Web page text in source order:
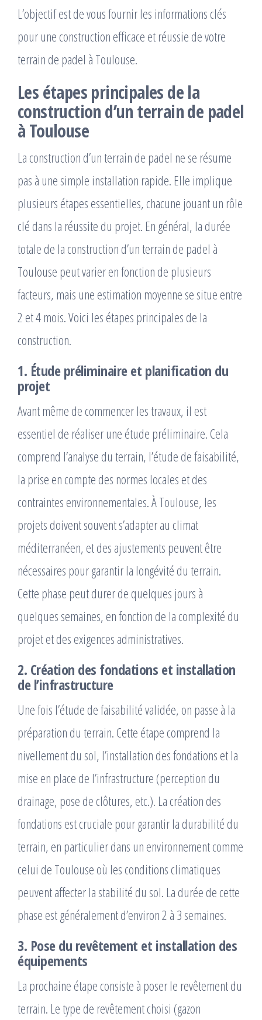
L’objectif est de vous fournir les informations clés
pour une construction efficace et réussie de votre
terrain de padel à Toulouse.
Les étapes principales de la
construction d’un terrain de padel
à Toulouse
La construction d’un terrain de padel ne se résume
pas à une simple installation rapide. Elle implique
plusieurs étapes essentielles, chacune jouant un rôle
clé dans la réussite du projet. En général, la durée
totale de la construction d’un terrain de padel à
Toulouse peut varier en fonction de plusieurs
facteurs, mais une estimation moyenne se situe entre
2 et 4 mois. Voici les étapes principales de la
construction.
1. Étude préliminaire et planification du
projet
Avant même de commencer les travaux, il est
essentiel de réaliser une étude préliminaire. Cela
comprend l’analyse du terrain, l’étude de faisabilité,
la prise en compte des normes locales et des
contraintes environnementales. À Toulouse, les
projets doivent souvent s’adapter au climat
méditerranéen, et des ajustements peuvent être
nécessaires pour garantir la longévité du terrain.
Cette phase peut durer de quelques jours à
quelques semaines, en fonction de la complexité du
projet et des exigences administratives.
2. Création des fondations et installation
de l’infrastructure
Une fois l’étude de faisabilité validée, on passe à la
préparation du terrain. Cette étape comprend la
nivellement du sol, l’installation des fondations et la
mise en place de l’infrastructure (perception du
drainage, pose de clôtures, etc.). La création des
fondations est cruciale pour garantir la durabilité du
terrain, en particulier dans un environnement comme
celui de Toulouse où les conditions climatiques
peuvent affecter la stabilité du sol. La durée de cette
phase est généralement d’environ 2 à 3 semaines.
3. Pose du revêtement et installation des
équipements
La prochaine étape consiste à poser le revêtement du
terrain. Le type de revêtement choisi (gazon